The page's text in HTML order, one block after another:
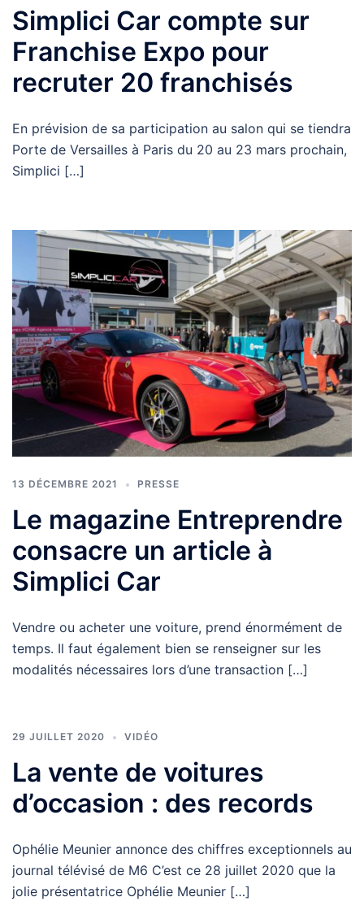
Simplici Car compte sur
Franchise Expo pour
recruter 20 franchisés
En prévision de sa participation au salon qui se tiendra
Porte de Versailles à Paris du 20 au 23 mars prochain,
Simplici […]
13 DÉCEMBRE 2021 PRESSE
Le magazine Entreprendre
consacre un article à
Simplici Car
Vendre ou acheter une voiture, prend énormément de
temps. Il faut également bien se renseigner sur les
modalités nécessaires lors d’une transaction […]
29 JUILLET 2020 VIDÉO
La vente de voitures
d’occasion : des records
Ophélie Meunier annonce des chiffres exceptionnels au
journal télévisé de M6 C’est ce 28 juillet 2020 que la
jolie présentatrice Ophélie Meunier […]